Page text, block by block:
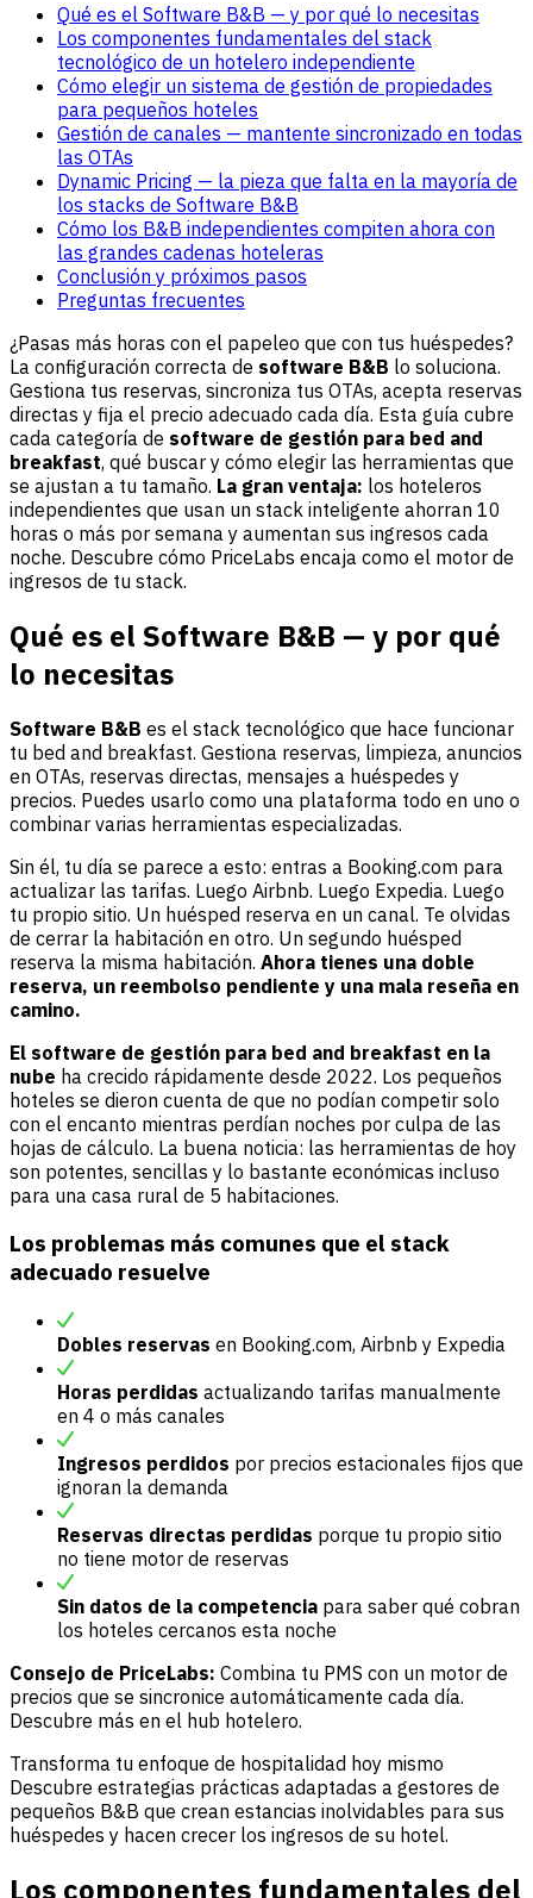
Qué es el Software B&B — y por qué lo necesitas
Los componentes fundamentales del stack
tecnológico de un hotelero independiente
Cómo elegir un sistema de gestión de propiedades
para pequeños hoteles
Gestión de canales — mantente sincronizado en todas
las OTAs
Dynamic Pricing — la pieza que falta en la mayoría de
los stacks de Software B&B
Cómo los B&B independientes compiten ahora con
las grandes cadenas hoteleras
Conclusión y próximos pasos
Preguntas frecuentes
¿Pasas más horas con el papeleo que con tus huéspedes?
La configuración correcta de software B&B lo soluciona.
Gestiona tus reservas, sincroniza tus OTAs, acepta reservas
directas y fija el precio adecuado cada día. Esta guía cubre
cada categoría de software de gestión para bed and
breakfast, qué buscar y cómo elegir las herramientas que
se ajustan a tu tamaño. La gran ventaja: los hoteleros
independientes que usan un stack inteligente ahorran 10
horas o más por semana y aumentan sus ingresos cada
noche. Descubre cómo PriceLabs encaja como el motor de
ingresos de tu stack.
Qué es el Software B&B — y por qué
lo necesitas
Software B&B es el stack tecnológico que hace funcionar
tu bed and breakfast. Gestiona reservas, limpieza, anuncios
en OTAs, reservas directas, mensajes a huéspedes y
precios. Puedes usarlo como una plataforma todo en uno o
combinar varias herramientas especializadas.
Sin él, tu día se parece a esto: entras a Booking.com para
actualizar las tarifas. Luego Airbnb. Luego Expedia. Luego
tu propio sitio. Un huésped reserva en un canal. Te olvidas
de cerrar la habitación en otro. Un segundo huésped
reserva la misma habitación. Ahora tienes una doble
reserva, un reembolso pendiente y una mala reseña en
camino.
El software de gestión para bed and breakfast en la
nube ha crecido rápidamente desde 2022. Los pequeños
hoteles se dieron cuenta de que no podían competir solo
con el encanto mientras perdían noches por culpa de las
hojas de cálculo. La buena noticia: las herramientas de hoy
son potentes, sencillas y lo bastante económicas incluso
para una casa rural de 5 habitaciones.
Los problemas más comunes que el stack
adecuado resuelve
Dobles reservas en Booking.com, Airbnb y Expedia
Horas perdidas actualizando tarifas manualmente
en 4 o más canales
Ingresos perdidos por precios estacionales fijos que
ignoran la demanda
Reservas directas perdidas porque tu propio sitio
no tiene motor de reservas
Sin datos de la competencia para saber qué cobran
los hoteles cercanos esta noche
Consejo de PriceLabs: Combina tu PMS con un motor de
precios que se sincronice automáticamente cada día.
Descubre más en el hub hotelero.
Transforma tu enfoque de hospitalidad hoy mismo
Descubre estrategias prácticas adaptadas a gestores de
pequeños B&B que crean estancias inolvidables para sus
huéspedes y hacen crecer los ingresos de su hotel.
Los componentes fundamentales del